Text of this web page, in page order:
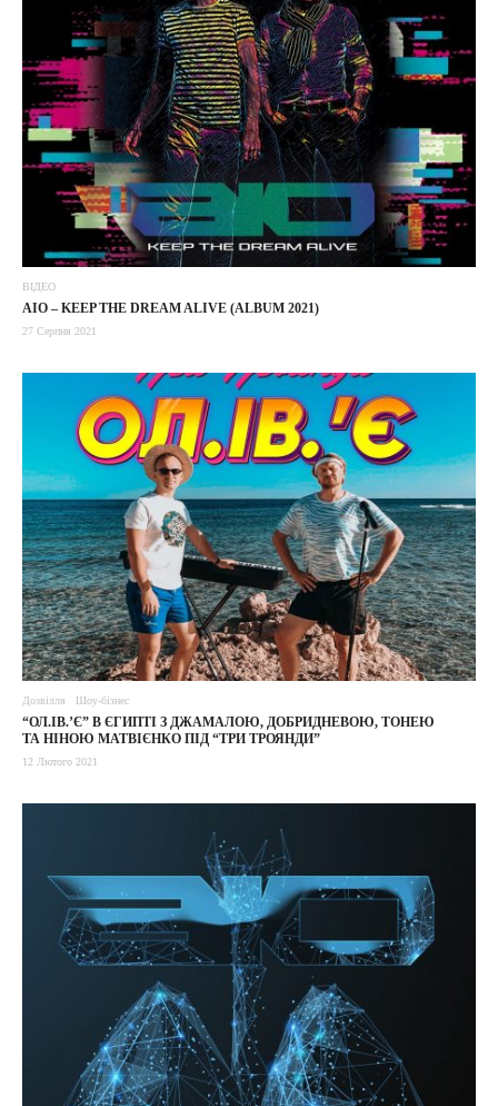
ВІДЕО
AIO – KEEP THE DREAM ALIVE (ALBUM 2021)
27 Серпня 2021
Дозвілля Шоу-бізнес
“ОЛ.ІВ.’Є” В ЄГИПТІ З ДЖАМАЛОЮ, ДОБРИДНЕВОЮ, ТОНЕЮ
ТА НІНОЮ МАТВІЄНКО ПІД “ТРИ ТРОЯНДИ”
12 Лютого 2021